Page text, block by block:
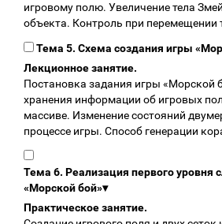
игровому полю. Увеличение тела
объекта. Контроль при перемещении
Тема 5. Схема создания игры
Лекционное занятие.
Постановка задания игры «Морской
хранения информации об игровых
массиве. Изменение состояний
процессе игры. Способ генерации
Тема 6. Реализация первого уровня
«Морской бой»▾
Практическое занятие.